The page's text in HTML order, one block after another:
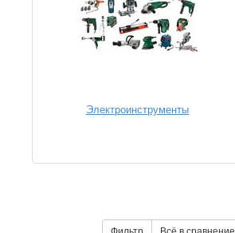
Электроинструменты